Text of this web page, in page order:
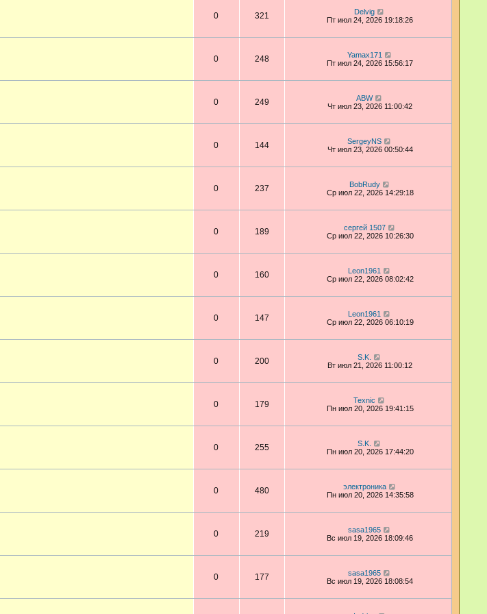
0 321
Delvig
Пт июл 24, 2026 19:18:26
0 248
Yamax171
Пт июл 24, 2026 15:56:17
0 249
ABW
Чт июл 23, 2026 11:00:42
0 144
SergeyNS
Чт июл 23, 2026 00:50:44
0 237
BobRudy
Ср июл 22, 2026 14:29:18
0 189
сергей 1507
Ср июл 22, 2026 10:26:30
0 160
Leon1961
Ср июл 22, 2026 08:02:42
0 147
Leon1961
Ср июл 22, 2026 06:10:19
0 200
S.K.
Вт июл 21, 2026 11:00:12
0 179
Техnic
Пн июл 20, 2026 19:41:15
0 255
S.K.
Пн июл 20, 2026 17:44:20
0 480
электроника
Пн июл 20, 2026 14:35:58
0 219
sasa1965
Вс июл 19, 2026 18:09:46
0 177
sasa1965
Вс июл 19, 2026 18:08:54